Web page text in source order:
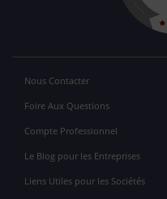
Nous Contacter
Foire Aux Questions
Compte Professionnel
Le Blog pour les Entreprises
Liens Utiles pour les Sociétés